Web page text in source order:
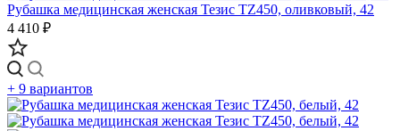
Рубашка медицинская женская Тезис TZ450, оливковый, 42
4 410 ₽
+ 9 вариантов